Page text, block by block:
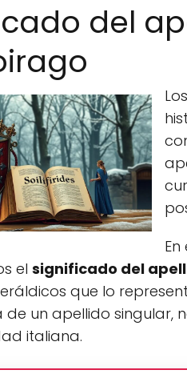
del
Los
el significado del
que lo
de un apellido singular,
italiana.